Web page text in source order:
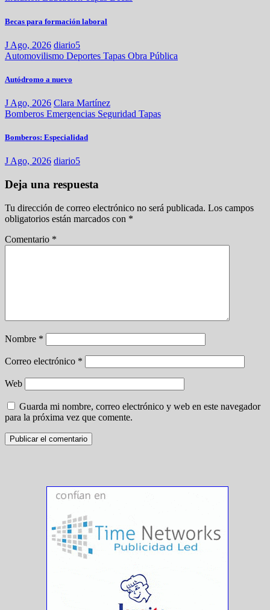
Becas para formación laboral
J Ago, 2026 diario5
Automovilismo Deportes Tapas Obra Pública
Autódromo a nuevo
J Ago, 2026 Clara Martínez
Bomberos Emergencias Seguridad Tapas
Bomberos: Especialidad
J Ago, 2026 diario5
Deja una respuesta
Tu dirección de correo electrónico no será publicada. Los campos
obligatorios están marcados con *
Comentario *
Nombre *
Correo electrónico *
Web
Guarda mi nombre, correo electrónico y web en este navegador
para la próxima vez que comente.